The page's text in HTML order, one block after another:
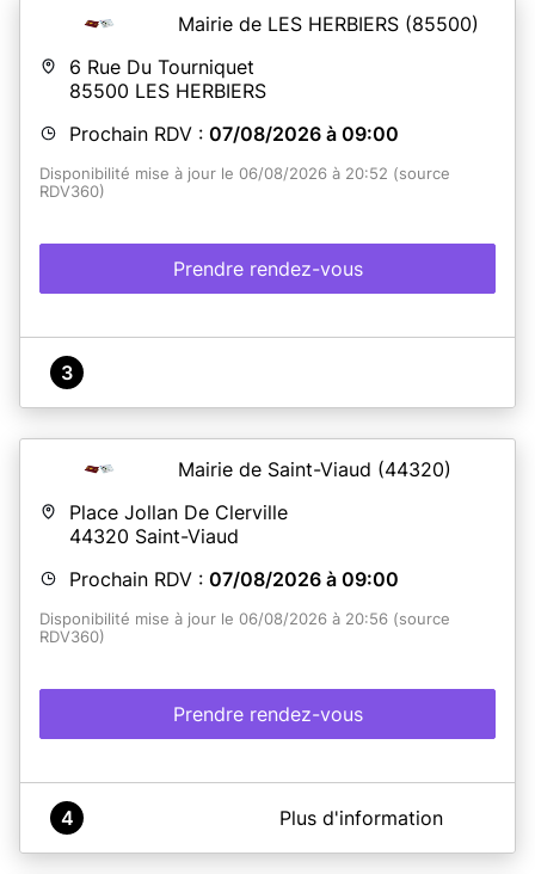
Mairie de LES HERBIERS (85500)
6 Rue Du Tourniquet
85500 LES HERBIERS
Prochain RDV : 07/08/2026 à 09:00
Disponibilité mise à jour le 06/08/2026 à 20:52 (source
RDV360)
Prendre rendez-vous
3
Mairie de Saint-Viaud (44320)
Place Jollan De Clerville
44320 Saint-Viaud
Prochain RDV : 07/08/2026 à 09:00
Disponibilité mise à jour le 06/08/2026 à 20:56 (source
RDV360)
Prendre rendez-vous
A propos de Mairie de Saint-Viaud
4 Plus d'information